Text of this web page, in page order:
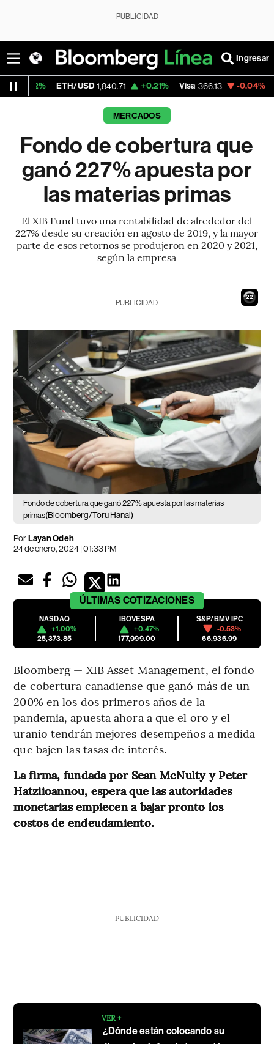
PUBLICIDAD
Ingresar
ETH/USD 1,840.71 +0.21% Visa 366.13 -0.04%
MERCADOS
Fondo de cobertura que
ganó 227% apuesta por
las materias primas
El XIB Fund tuvo una rentabilidad de alrededor del
227% desde su creación en agosto de 2019, y la mayor
parte de esos retornos se produjeron en 2020 y 2021,
según la empresa
21
PUBLICIDAD
Fondo de cobertura que ganó 227% apuesta por las materias
primas(Bloomberg/Toru Hanai)
PorLayan Odeh
24 de enero, 2024 | 01:33 PM
ÚLTIMAS COTIZACIONES
NASDAQ
+1.00%
25,373.85
IBOVESPA
+0.47%
177,999.00
S&P/BMV IPC
-0.53%
66,936.99
Bloomberg — XIB Asset Management, el fondo
de cobertura canadiense que ganó más de un
200% en los dos primeros años de la
pandemia, apuesta ahora a que el oro y el
uranio tendrán mejores desempeños a medida
que bajen las tasas de interés.
La firma, fundada por Sean McNulty y Peter
Hatziioannou, espera que las autoridades
monetarias empiecen a bajar pronto los
costos de endeudamiento.
PUBLICIDAD
VER +
¿Dónde están colocando su